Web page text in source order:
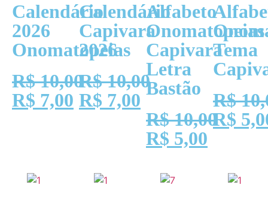
Calendário
2026
Onomatopeias
R$10,00
R$ 7,00
Calendário
Capivara
2026
R$10,00
R$ 7,00
Alfabeto
Onomatopeias
Capivara
Letra
Bastão
R$10,00
R$ 5,00
Tema
R$
R$